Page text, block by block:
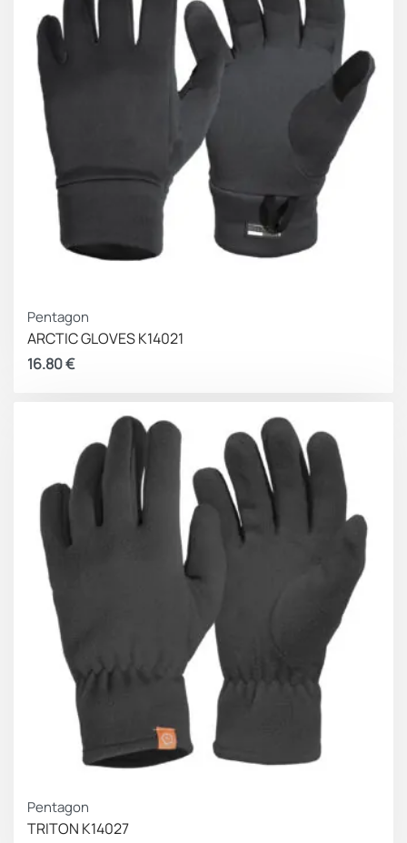
Pentagon
ARCTIC GLOVES K14021
16.80€
Pentagon
TRITON K14027